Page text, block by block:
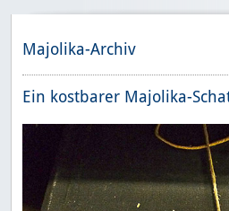
Majolika-Archiv
Ein kostbarer Majolika-